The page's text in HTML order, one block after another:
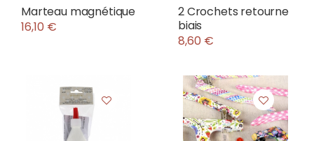
Marteau magnétique
16,10 €
2 Crochets retourne
biais
8,60 €